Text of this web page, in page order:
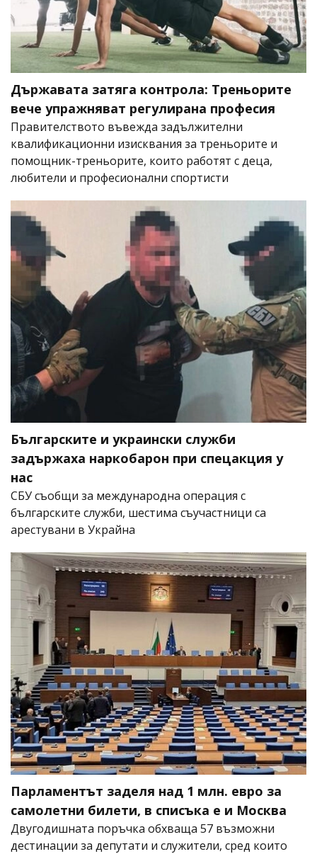
Държавата затяга контрола: Треньорите
вече упражняват регулирана професия
Правителството въвежда задължителни
квалификационни изисквания за треньорите и
помощник-треньорите, които работят с деца,
любители и професионални спортисти
Българските и украински служби
задържаха наркобарон при спецакция у
нас
СБУ съобщи за международна операция с
българските служби, шестима съучастници са
арестувани в Украйна
Парламентът заделя над 1 млн. евро за
самолетни билети, в списъка е и Москва
Двугодишната поръчка обхваща 57 възможни
дестинации за депутати и служители, сред които